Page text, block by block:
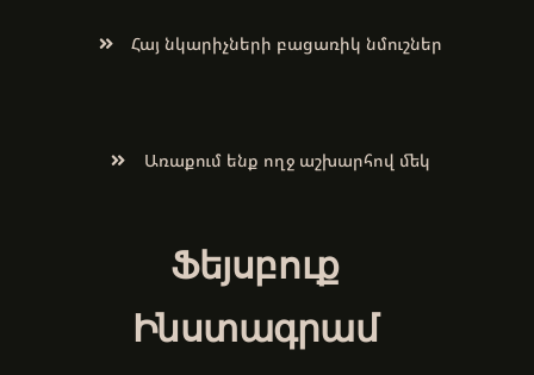
Հայ նկարիչների բացառիկ նմուշներ
Առաքում ենք ողջ աշխարհով մեկ
Ֆեյսբուք
Ինստագրամ